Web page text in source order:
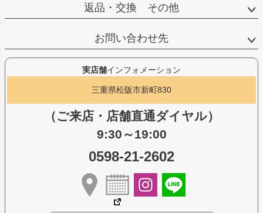
返品・交換 その他
お問い合わせ先
実店舗インフォメーション
三重県松阪市新町830
（ご来店・店舗直通ダイヤル）
9:30～19:00
0598-21-2602